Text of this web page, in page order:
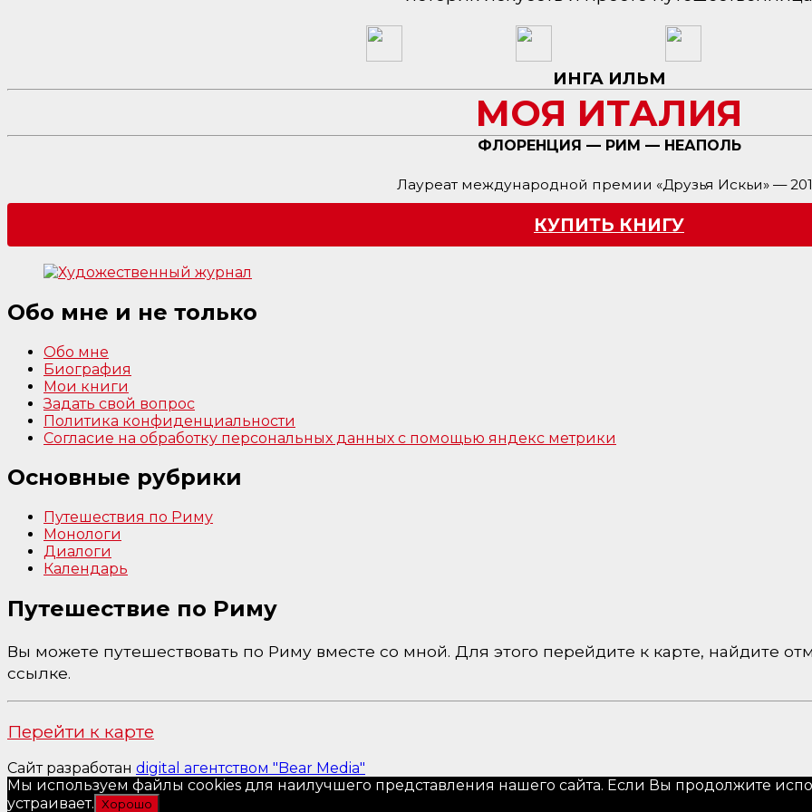
ИНГА ИЛЬМ
МОЯ ИТАЛИЯ
ФЛОРЕНЦИЯ — РИМ — НЕАПОЛЬ
Лауреат международной премии «Друзья Искьи» —
КУПИТЬ КНИГУ
Обо мне и не только
Обо мне
Биография
Мои книги
Задать свой вопрос
Политика конфиденциальности
Согласие на обработку персональных данных с помощью яндекс метрики
Основные рубрики
Путешествия по Риму
Монологи
Диалоги
Календарь
Путешествие по Риму
Вы можете путешествовать по Риму вместе со мной. Для этого перейдите к карте, найдите
ссылке.
Перейти к карте
Сайт разработан digital агентством "Bear Media"
Мы используем файлы cookies для наилучшего представления нашего сайта. Если Вы продолжите
устраивает. Хорошо